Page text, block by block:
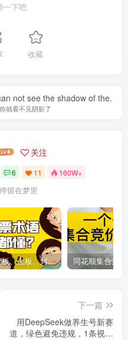
一下吧
收藏
not see the shadow of the.
就看不见阴影了
关注
6 11 160W+
留在梦里
股票打板、上板、封板、翘板、炸板是什么意思？炒股你必须懂的暗语！
下一篇
用DeepSeek做养生号新赛
道，绿色避免违规，1条视频